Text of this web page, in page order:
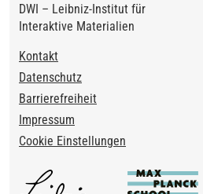
DWI – Leibniz-Institut für
Interaktive Materialien
Footer
Kontakt
Datenschutz
Barrierefreiheit
Impressum
Cookie Einstellungen